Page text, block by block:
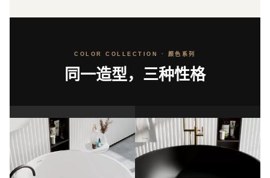
COLOR COLLECTION · 颜色系列
同一造型，三种性格